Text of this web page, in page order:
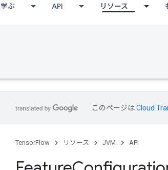
学ぶ API リソース
このページはCloud
TensorFlow リソース JVM API